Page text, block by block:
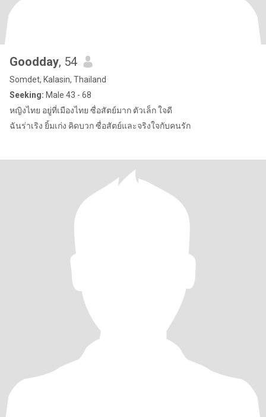
Goodday, 54
Somdet, Kalasin, Thailand
Seeking: Male 43 - 68
หญิงไทย อยู่ที่เมืองไทย ซื่อสัตย์มาก ตัวเล็ก ใจดี
ฉันร่าเริง ยิ้มเก่ง คิดบวก ซื่อสัตย์และจริงใจกับคนรัก